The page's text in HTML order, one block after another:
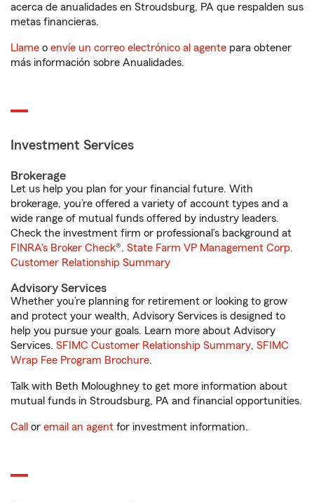
acerca de anualidades en Stroudsburg, PA que respalden sus
metas financieras.
Llame o envíe un correo electrónico al agente para obtener
más información sobre Anualidades.
Investment Services
Brokerage
Let us help you plan for your financial future. With
brokerage, you’re offered a variety of account types and a
wide range of mutual funds offered by industry leaders.
Check the investment firm or professional’s background at
FINRA's Broker Check®. State Farm VP Management Corp.
Customer Relationship Summary
Advisory Services
Whether you’re planning for retirement or looking to grow
and protect your wealth, Advisory Services is designed to
help you pursue your goals. Learn more about Advisory
Services. SFIMC Customer Relationship Summary, SFIMC
Wrap Fee Program Brochure.
Talk with Beth Moloughney to get more information about
mutual funds in Stroudsburg, PA and financial opportunities.
Call or email an agent for investment information.